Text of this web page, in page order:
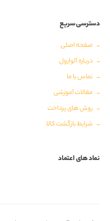
دسترسی سریع
صفحه اصلی
درباره آلوارول
تماس با ما
مقالات آموزشی
روش های پرداخت
شرایط بازگشت کالا
نماد های اعتماد